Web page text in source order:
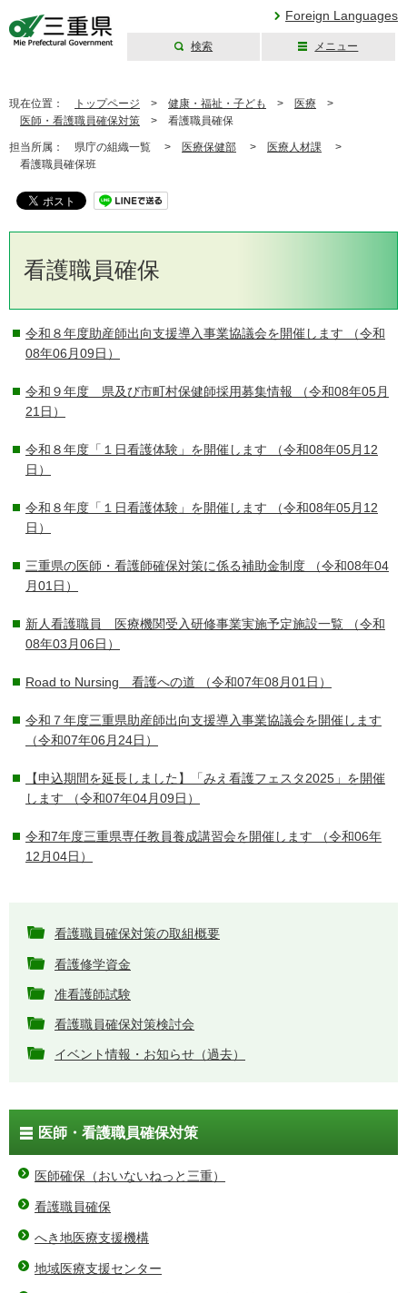
Foreign Languages
検索 メニュー
現在位置： トップページ > 健康・福祉・子ども > 医療 >
医師・看護職員確保対策 > 看護職員確保
担当所属： 県庁の組織一覧 > 医療保健部 > 医療人材課 >
看護職員確保班
看護職員確保
令和８年度助産師出向支援導入事業協議会を開催します （令和
08年06月09日）
令和９年度 県及び市町村保健師採用募集情報 （令和08年05月
21日）
令和８年度「１日看護体験」を開催します （令和08年05月12
日）
令和８年度「１日看護体験」を開催します （令和08年05月12
日）
三重県の医師・看護師確保対策に係る補助金制度 （令和08年04
月01日）
新人看護職員 医療機関受入研修事業実施予定施設一覧 （令和
08年03月06日）
Road to Nursing 看護への道 （令和07年08月01日）
令和７年度三重県助産師出向支援導入事業協議会を開催します
（令和07年06月24日）
【申込期間を延長しました】「みえ看護フェスタ2025」を開催
します （令和07年04月09日）
令和7年度三重県専任教員養成講習会を開催します （令和06年
12月04日）
看護職員確保対策の取組概要
看護修学資金
准看護師試験
看護職員確保対策検討会
イベント情報・お知らせ（過去）
医師・看護職員確保対策
医師確保（おいないねっと三重）
看護職員確保
へき地医療支援機構
地域医療支援センター